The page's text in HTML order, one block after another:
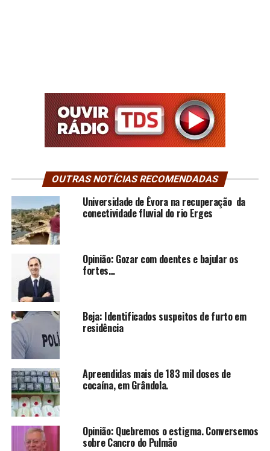
OUTRAS NOTÍCIAS RECOMENDADAS
Universidade de Évora na recuperação da
conectividade fluvial do rio Erges
Opinião: Gozar com doentes e bajular os
fortes…
Beja: Identificados suspeitos de furto em
residência
Apreendidas mais de 183 mil doses de
cocaína, em Grândola.
Opinião: Quebremos o estigma. Conversemos
sobre Cancro do Pulmão